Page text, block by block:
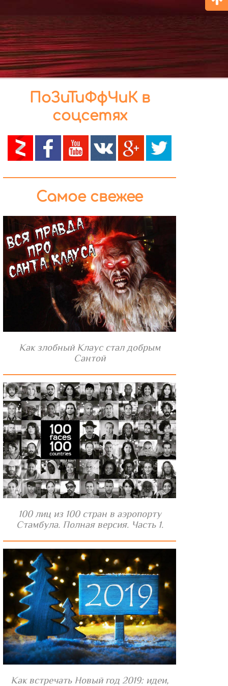
ПоЗиТиФфЧиК в
соцсетях
Самое свежее
Как злобный Клаус стал добрым
Сантой
100 лиц из 100 стран в аэропорту
Стамбула. Полная версия. Часть 1.
Как встречать Новый год 2019: идеи,